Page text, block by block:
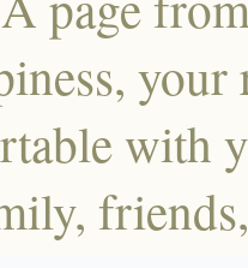
with